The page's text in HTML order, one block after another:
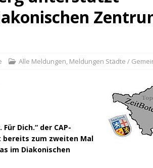
Alle Meldungen, Meldungen Städte /
Dich.“ der CAP-
zum zweiten Mal
im Diakonischen